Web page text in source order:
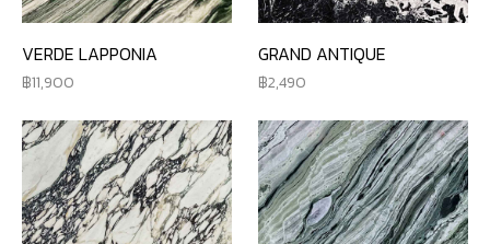
VERDE LAPPONIA
11,900
GRAND ANTIQUE
2,490